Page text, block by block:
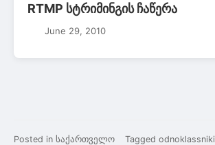
RTMP სტრიმინგის ჩაწერა
June 29, 2010
Posted in საქართველო Tagged odnoklassniki